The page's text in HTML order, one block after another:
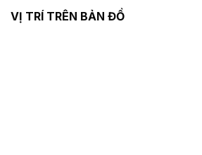
VỊ TRÍ TRÊN BẢN ĐỒ